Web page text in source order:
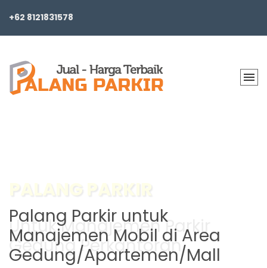
+62 8121831578
Palang Parkir untuk
Manajemen Mobil di Area
Gedung/Apartemen/Mall